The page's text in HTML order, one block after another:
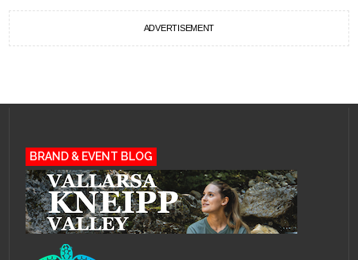
ADVERTISEMENT
BRAND & EVENT BLOG